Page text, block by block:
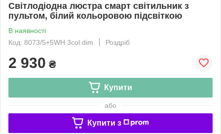
Світлодіодна люстра смарт світильник з
пультом, білий кольоровою підсвіткою
В наявності
Код: 8073/5+5WH 3col dim
Роздріб
2 930 ₴
Купити
або
Купити з